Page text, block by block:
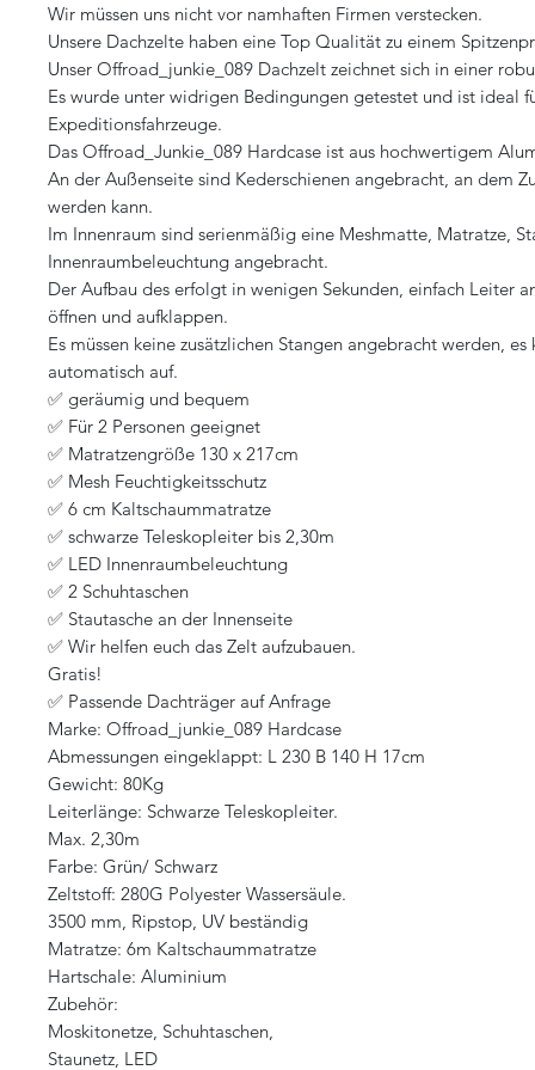
Wir müssen uns nicht vor namhaften Firmen verstecken.
Unsere Dachzelte haben eine Top Qualität zu einem
Unser Offroad_junkie_089 Dachzelt zeichnet sich in einer
Es wurde unter widrigen Bedingungen getestet und ist ideal
Expeditionsfahrzeuge.
Das Offroad_Junkie_089 Hardcase ist aus hochwertigem
An der Außenseite sind Kederschienen angebracht, an dem
werden kann.
Im Innenraum sind serienmäßig eine Meshmatte, Matratze,
Innenraumbeleuchtung angebracht.
Der Aufbau des erfolgt in wenigen Sekunden, einfach Leiter
öffnen und aufklappen.
Es müssen keine zusätzlichen Stangen angebracht werden,
automatisch auf.
✅ geräumig und bequem
✅ Für 2 Personen geeignet
✅ Matratzengröße 130 x 217cm
✅ Mesh Feuchtigkeitsschutz
✅ 6 cm Kaltschaummatratze
✅ schwarze Teleskopleiter bis 2,30m
✅ LED Innenraumbeleuchtung
✅ 2 Schuhtaschen
✅ Stautasche an der Innenseite
✅ Wir helfen euch das Zelt aufzubauen.
Gratis!
✅ Passende Dachträger auf Anfrage
Marke: Offroad_junkie_089 Hardcase
Abmessungen eingeklappt: L 230 B 140 H 17cm
Gewicht: 80Kg
Leiterlänge: Schwarze Teleskopleiter.
Max. 2,30m
Farbe: Grün/ Schwarz
Zeltstoff: 280G Polyester Wassersäule.
3500 mm, Ripstop, UV beständig
Matratze: 6m Kaltschaummatratze
Hartschale: Aluminium
Zubehör:
Moskitonetze, Schuhtaschen,
Staunetz, LED